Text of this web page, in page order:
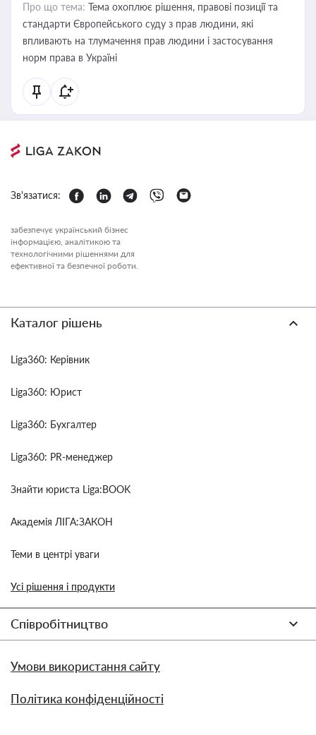
Про що тема: Тема охоплює рішення, правові позиції та
стандарти Європейського суду з прав людини, які
впливають на тлумачення прав людини і застосування
норм права в Україні
Зв'язатися:
забезпечує український бізнес
інформацією, аналітикою та
технологічними рішеннями для
ефективної та безпечної роботи.
Каталог рішень
Liga360: Керівник
Liga360: Юрист
Liga360: Бухгалтер
Liga360: PR-менеджер
Знайти юриста Liga:BOOK
Академія ЛІГА:ЗАКОН
Теми в центрі уваги
Усі рішення і продукти
Співробітництво
Умови використання сайту
Політика конфіденційності